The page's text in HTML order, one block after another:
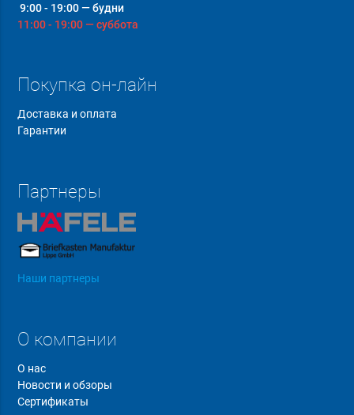
9:00 - 19:00 — будни
11:00 - 19:00 — суббота
Покупка он-лайн
Доставка и оплата
Гарантии
Партнеры
Наши партнеры
О компании
О нас
Новости и обзоры
Сертификаты